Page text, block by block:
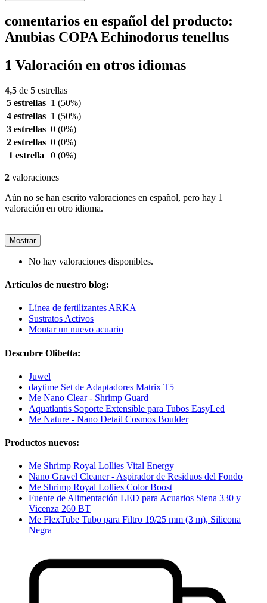
comentarios en español del producto:
Anubias COPA Echinodorus tenellus
1 Valoración en otros idiomas
4,5 de 5 estrellas
5 estrellas 1 (50%)
4 estrellas 1 (50%)
3 estrellas 0 (0%)
2 estrellas 0 (0%)
1 estrella
0 (0%)
2 valoraciones
Aún no se han escrito valoraciones en español, pero hay 1
valoración en otro idioma.
Mostrar
No hay valoraciones disponibles.
Artículos de nuestro blog:
Línea de fertilizantes ARKA
Sustratos Activos
Montar un nuevo acuario
Descubre Olibetta:
Juwel
daytime Set de Adaptadores Matrix T5
Me Nano Clear - Shrimp Guard
Aquatlantis Soporte Extensible para Tubos EasyLed
Me Nature - Nano Detail Cosmos Boulder
Productos nuevos:
Me Shrimp Royal Lollies Vital Energy
Nano Gravel Cleaner - Aspirador de Residuos del Fondo
Me Shrimp Royal Lollies Color Boost
Fuente de Alimentación LED para Acuarios Siena 330 y
Vicenza 260 BT
Me FlexTube Tubo para Filtro 19/25 mm (3 m), Silicona
Negra